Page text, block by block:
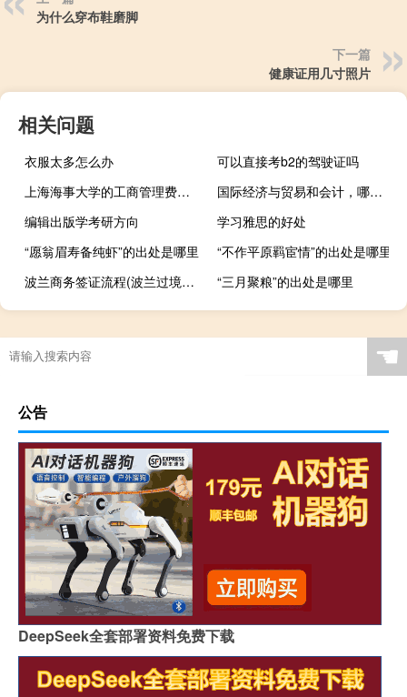
为什么穿布鞋磨脚
下一篇
健康证用几寸照片
相关问题
衣服太多怎么办
可以直接考b2的驾驶证吗
上海海事大学的工商管理费用多少
国际经济与贸易和会计，哪个专业更好
编辑出版学考研方向
学习雅思的好处
“愿翁眉寿备纯虾”的出处是哪里
“不作平原羁宦情”的出处是哪里
波兰商务签证流程(波兰过境签证)
“三月聚粮”的出处是哪里
☚
公告
DeepSeek全套部署资料免费下载